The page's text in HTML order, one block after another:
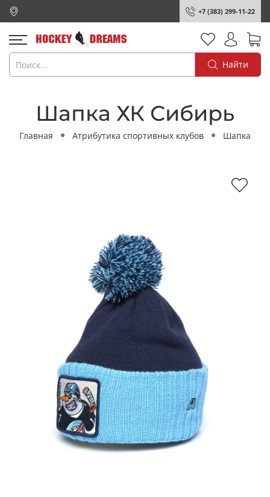
+7 (383) 299-11-22
Найти
Шапка ХК Сибирь
Главная Атрибутика спортивных клубов Шапка